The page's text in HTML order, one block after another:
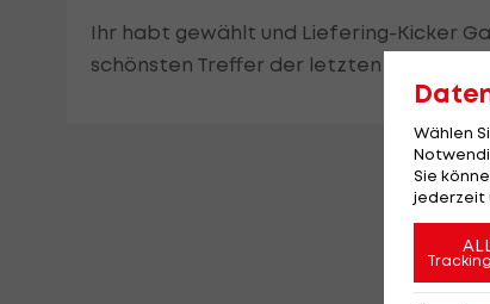
Ihr habt gewählt und Liefering-Kicker
schönsten Treffer der letzten LigaZwa-
Wählen
Sie
jederzeit